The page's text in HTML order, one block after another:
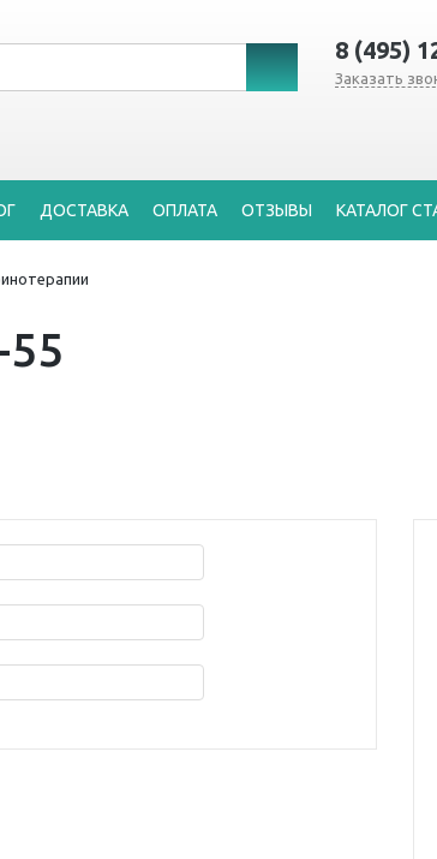
8 (495)
Заказать
ДОСТАВКА ОПЛАТА ОТЗЫВЫ КАТАЛОГ